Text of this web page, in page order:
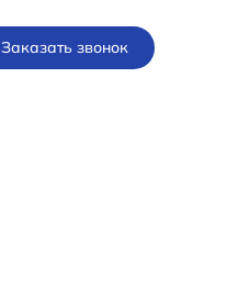
Заказать звонок